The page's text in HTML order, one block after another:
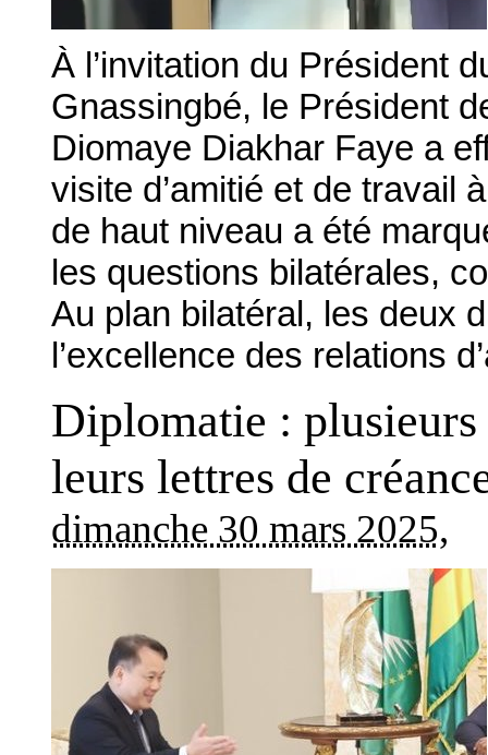
À l’invitation du Président
Gnassingbé, le Président
Diomaye Diakhar Faye a
visite d’amitié et de travail
de haut niveau a été
les questions bilatérales,
Au plan bilatéral, les deux
l’excellence des relations
Diplomatie : plusieurs
leurs lettres de
dimanche 30 mars 2025,